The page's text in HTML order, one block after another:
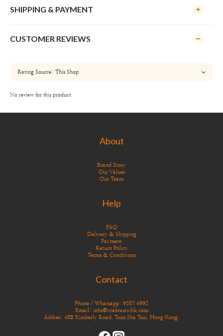
SHIPPING & PAYMENT
CUSTOMER REVIEWS
No review for this product
About
Brand Story
Our Values
Our Team
Help
FAQ
Delivery & Shipping
Payment
Return Policy
Terms & Conditions
Contact
Phone / Whatsapp: 9587 4992
Email: info@crabtastichk.com
Addres: 48B Kimberly Road, Tsim Sha Tsui, Hong Kong.